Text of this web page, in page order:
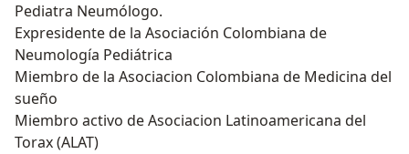
Pediatra Neumólogo.
Expresidente de la Asociación Colombiana de
Neumología Pediátrica
Miembro de la Asociacion Colombiana de Medicina del
sueño
Miembro activo de Asociacion Latinoamericana del
Torax (ALAT)